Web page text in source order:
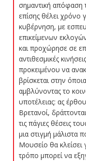
σημαντική απόφαση
επίσης θέλει χρόνο
κυβέρνηση, με
επικείμενων
και προχώρησε σε
αντιθεσμικές
προκειμένου να
βρίσκεται στην
αμβλύνοντας το
υποτέλειας: ας
Βρετανοί,
τις πάγιες θέσεις
μια στιγμή μάλιστα
Μουσείο θα κλείσει
τρόπο μπορεί να